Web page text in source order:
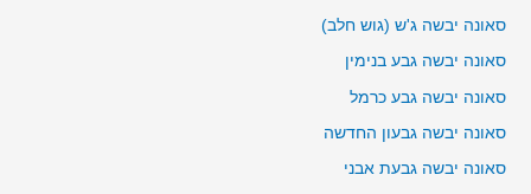
סאונה יבשה ג'ש (גוש חלב)
סאונה יבשה גבע בנימין
סאונה יבשה גבע כרמל
סאונה יבשה גבעון החדשה
סאונה יבשה גבעת אבני